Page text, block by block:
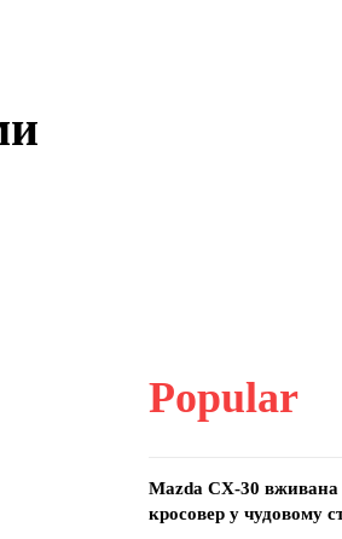
Popular
Mazda CX-30
кросовер у чудовому